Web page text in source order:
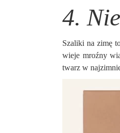
4.
Szaliki na zimę
wieje mroźny
twarz w